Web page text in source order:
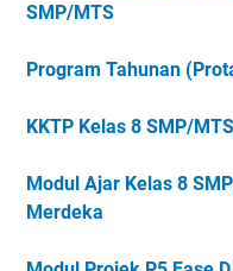
SMP/MTS
Program Tahunan
KKTP Kelas 8 SMP/
Modul Ajar Kelas 8
Merdeka